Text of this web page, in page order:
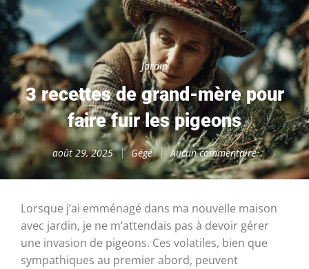
Jardin
3 recettes de grand-mère pour
faire fuir les pigeons
août 29, 2025 Gégé Aucun commentaire
Lorsque j’ai emménagé dans ma nouvelle maison
avec jardin, je ne m’attendais pas à devoir gérer
une invasion de pigeons. Ces volatiles, bien que
sympathiques au premier abord, peuvent